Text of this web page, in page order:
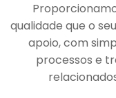
qualidade que o
apoio, com
processos e